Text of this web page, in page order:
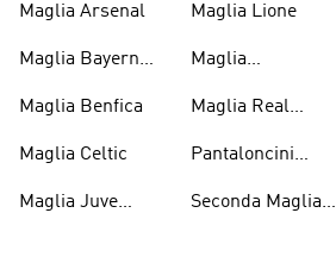
Maglia Arsenal
Maglia Bayern
Maglia Benfica
Maglia Celtic
Maglia Juve
Maglia Lione
Maglia
United
Maglia Real
Pantaloncini
Seconda Maglia